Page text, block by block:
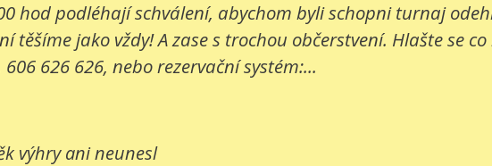
hod podléhají schválení, abychom byli schopni turnaj
těšíme jako vždy! A zase s trochou občerstvení. Hlašte se
626 626, nebo rezervační systém:...
výhry ani neunesl